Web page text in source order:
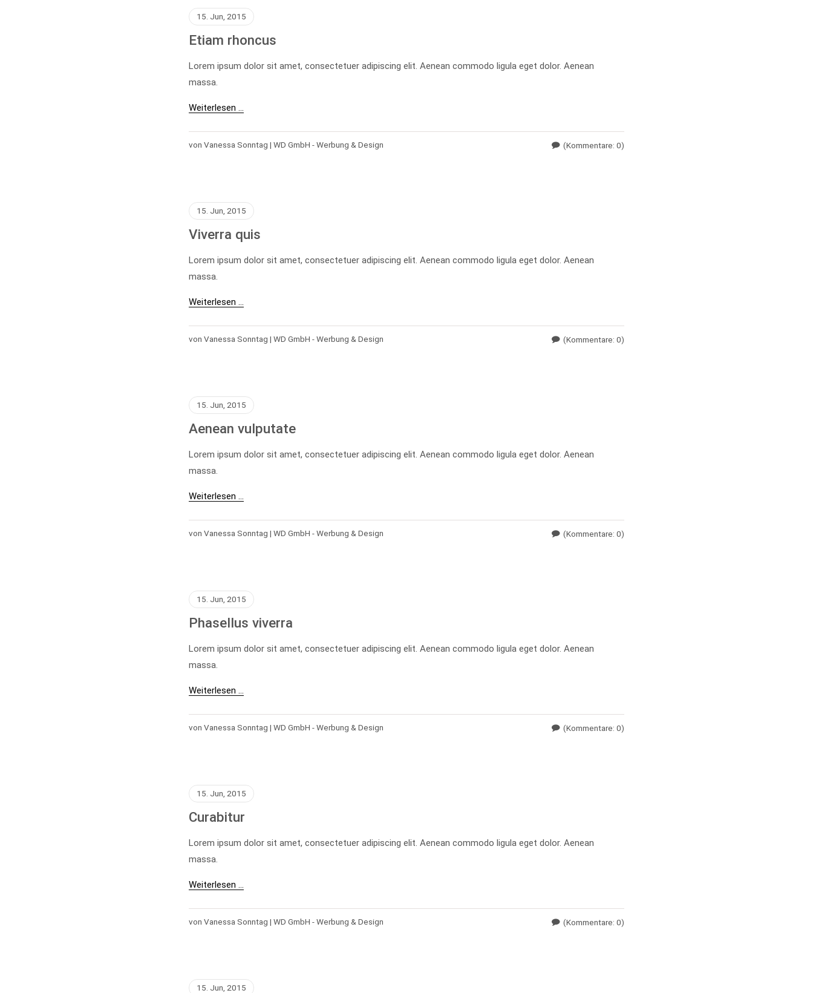
15. Jun, 2015
Etiam rhoncus
Lorem ipsum dolor sit amet, consectetuer adipiscing elit. Aenean commodo ligula eget dolor. Aenean
massa.
Weiterlesen …
von Vanessa Sonntag | WD GmbH - Werbung & Design (Kommentare: 0)
15. Jun, 2015
Viverra quis
Lorem ipsum dolor sit amet, consectetuer adipiscing elit. Aenean commodo ligula eget dolor. Aenean
massa.
Weiterlesen …
von Vanessa Sonntag | WD GmbH - Werbung & Design (Kommentare: 0)
15. Jun, 2015
Aenean vulputate
Lorem ipsum dolor sit amet, consectetuer adipiscing elit. Aenean commodo ligula eget dolor. Aenean
massa.
Weiterlesen …
von Vanessa Sonntag | WD GmbH - Werbung & Design (Kommentare: 0)
15. Jun, 2015
Phasellus viverra
Lorem ipsum dolor sit amet, consectetuer adipiscing elit. Aenean commodo ligula eget dolor. Aenean
massa.
Weiterlesen …
von Vanessa Sonntag | WD GmbH - Werbung & Design (Kommentare: 0)
15. Jun, 2015
Curabitur
Lorem ipsum dolor sit amet, consectetuer adipiscing elit. Aenean commodo ligula eget dolor. Aenean
massa.
Weiterlesen …
von Vanessa Sonntag | WD GmbH - Werbung & Design (Kommentare: 0)
15. Jun, 2015